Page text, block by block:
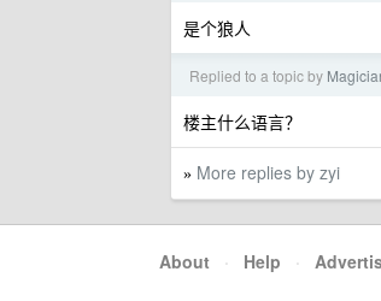
是个狼人
Replied to a topic by
楼主什么语言？
» More replies by zyi
About · Help ·